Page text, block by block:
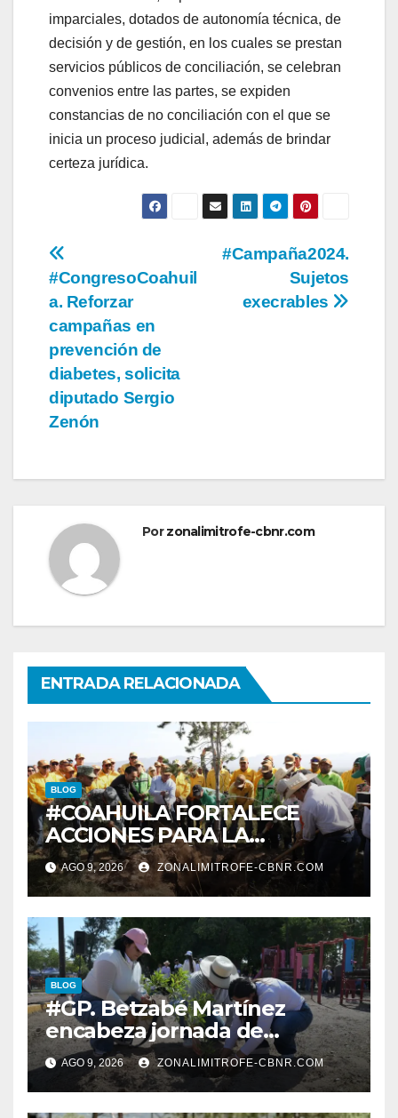
imparciales, dotados de autonomía técnica, de
decisión y de gestión, en los cuales se prestan
servicios públicos de conciliación, se celebran
convenios entre las partes, se expiden
constancias de no conciliación con el que se
inicia un proceso judicial, además de brindar
certeza jurídica.
Navegación
de
entradas
#Campaña2024.
Sujetos
execrables
#CongresoCoahuil
a. Reforzar
campañas en
prevención de
diabetes, solicita
diputado Sergio
Zenón
Porzonalimitrofe-cbnr.com
ENTRADA RELACIONADA
BLOG
#COAHUILA FORTALECE
ACCIONES PARA LA
RESTAURACIÓN Y
PROTECCIÓN DE SUS
ECOSISTEMAS
AGO 9, 2026 ZONALIMITROFE-CBNR.COM
BLOG
#GP. Betzabé Martínez
encabeza jornada de
reforestación en el Parque 5
de Mayo*
AGO 9, 2026 ZONALIMITROFE-CBNR.COM